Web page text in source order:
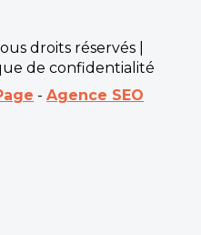
droits réservés |
de confidentialité
-Agence SEO